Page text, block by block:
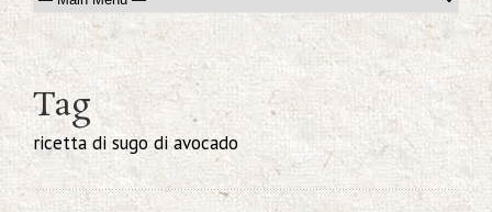
Tag
ricetta di sugo di avocado